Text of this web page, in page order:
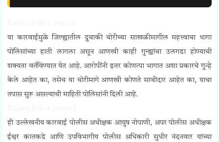
या कारवाईमुळे जिल्ह्यातील दुचाकी चोरीच्या साखळीमागील महत्त्वाचा धागा
पोलिसांच्या हाती लागला असून आणखी काही गुन्ह्यांचा उलगडा होण्याची
शक्यता वर्तविण्यात येत आहे. आरोपींनी इतर कोणत्या भागात अशा प्रकारचे गुन्हे
केले आहेत का, तसेच या चोरीमागे आणखी कोणते साथीदार आहेत का, याचा
तपास सुरू असल्याची माहिती पोलिसांनी दिली आहे.
ही उल्लेखनीय कारवाई पोलीस अधीक्षक आयुष नोपाणी, अपर पोलीस अधीक्षक
ईश्वर कातकडे आणि उपविभागीय पोलीस अधिकारी सुधीर नंदनवार यांच्या